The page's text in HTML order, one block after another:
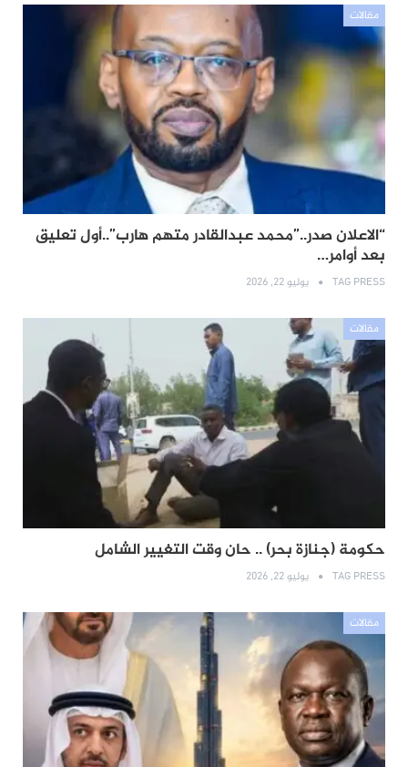
مقالات
“الاعلان صدر..”محمد عبدالقادر متهم هارب”..أول تعليق
بعد أوامر…
TAG PRESS يوليو 22, 2026
مقالات
حكومة (جنازة بحر) .. حان وقت التغيير الشامل
TAG PRESS يوليو 22, 2026
مقالات